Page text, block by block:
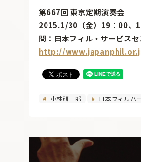
第667回 東京定期演奏会
2015.1/30（金）19：00、
問：日本フィル・サービス
http://
小林研一郎 日本フィルハ